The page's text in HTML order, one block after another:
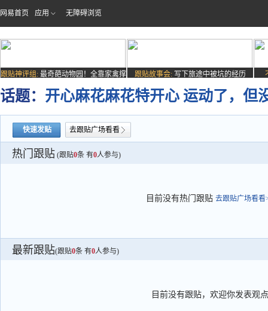
网易首页 应用 无障碍浏览
跟贴神评组: 最奇葩动物园！全靠家禽撑
场子
跟贴故事会: 写下旅途中被坑的经历
话题： 开心麻花麻花特开心 运动了，但
快速发贴 去跟贴广场看看
热门跟贴 (跟贴0条 有0人参与)
目前没有热门跟贴 去跟贴广场看看
最新跟贴(跟贴0条 有0人参与)
目前没有跟贴，欢迎你发表观点